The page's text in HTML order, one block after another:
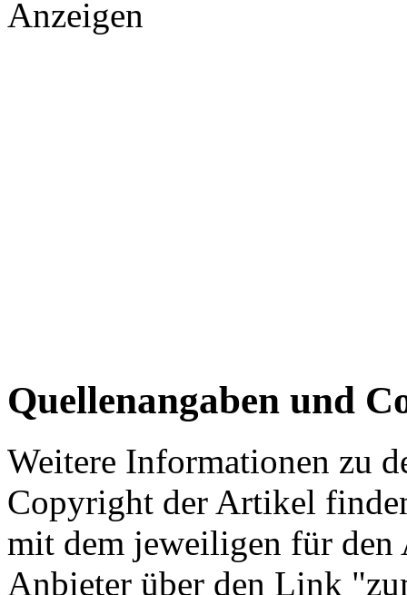
Anzeigen
Quellenangaben und
Weitere Informationen zu
Copyright der Artikel
mit dem jeweiligen für
Anbieter über den Link